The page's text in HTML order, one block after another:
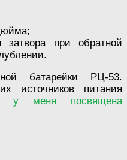
при обратной
батарейки РЦ-53.
источников питания
у меня посвящена